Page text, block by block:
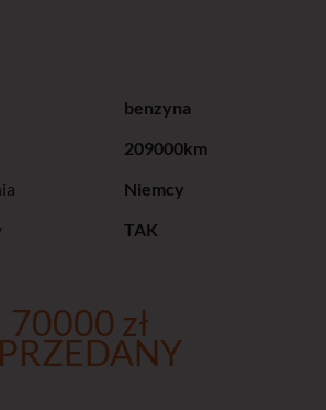
benzyna
209000km
Niemcy
TAK
70000 zł